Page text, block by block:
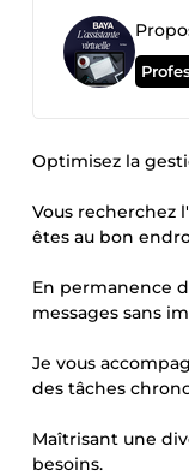
Optimisez la
Vous recherchez
êtes au bon
En permanence
messages sans
Je vous
des tâches
Maîtrisant une
besoins.